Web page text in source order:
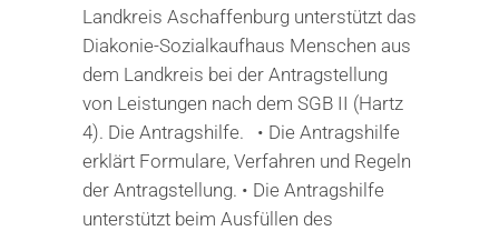
Landkreis Aschaffenburg unterstützt das
Diakonie-Sozialkaufhaus Menschen aus
dem Landkreis bei der Antragstellung
von Leistungen nach dem SGB II (Hartz
4). Die Antragshilfe. • Die Antragshilfe
erklärt Formulare, Verfahren und Regeln
der Antragstellung. • Die Antragshilfe
unterstützt beim Ausfüllen des